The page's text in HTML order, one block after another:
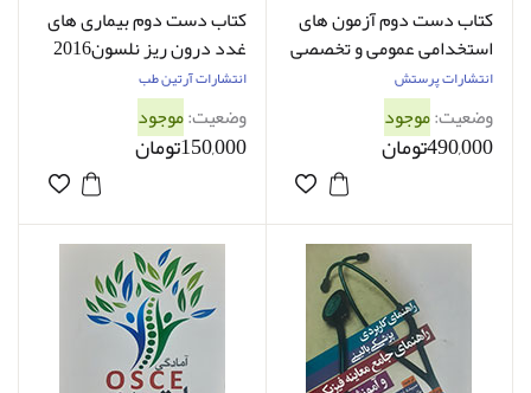
کتاب دست دوم آزمون های
استخدامی عمومی و تخصصی
اتاق عمل فاطمه نژادقنبری -
در حد نو
انتشارات پرستش
وضعیت:موجود
490,000تومان
کتاب دست دوم بیماری های
غدد درون ریز نلسون2016
ترجمه علی طالع - در حد نو
انتشارات آرتین طب
وضعیت:موجود
150,000تومان